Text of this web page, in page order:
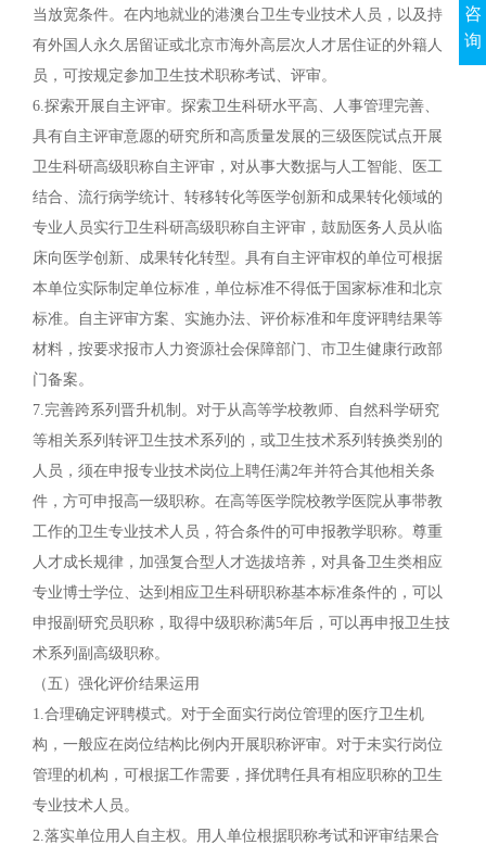
当放宽条件。在内地就业的港澳台卫生专业技术人员，以及持
有外国人永久居留证或北京市海外高层次人才居住证的外籍人
员，可按规定参加卫生技术职称考试、评审。
6.探索开展自主评审。探索卫生科研水平高、人事管理完善、
具有自主评审意愿的研究所和高质量发展的三级医院试点开展
卫生科研高级职称自主评审，对从事大数据与人工智能、医工
结合、流行病学统计、转移转化等医学创新和成果转化领域的
专业人员实行卫生科研高级职称自主评审，鼓励医务人员从临
床向医学创新、成果转化转型。具有自主评审权的单位可根据
本单位实际制定单位标准，单位标准不得低于国家标准和北京
标准。自主评审方案、实施办法、评价标准和年度评聘结果等
材料，按要求报市人力资源社会保障部门、市卫生健康行政部
门备案。
7.完善跨系列晋升机制。对于从高等学校教师、自然科学研究
等相关系列转评卫生技术系列的，或卫生技术系列转换类别的
人员，须在申报专业技术岗位上聘任满2年并符合其他相关条
件，方可申报高一级职称。在高等医学院校教学医院从事带教
工作的卫生专业技术人员，符合条件的可申报教学职称。尊重
人才成长规律，加强复合型人才选拔培养，对具备卫生类相应
专业博士学位、达到相应卫生科研职称基本标准条件的，可以
申报副研究员职称，取得中级职称满5年后，可以再申报卫生技
术系列副高级职称。
（五）强化评价结果运用
1.合理确定评聘模式。对于全面实行岗位管理的医疗卫生机
构，一般应在岗位结构比例内开展职称评审。对于未实行岗位
管理的机构，可根据工作需要，择优聘任具有相应职称的卫生
专业技术人员。
2.落实单位用人自主权。用人单位根据职称考试和评审结果合
咨
询